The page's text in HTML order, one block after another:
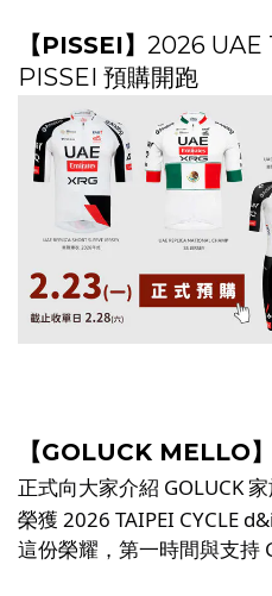
【PISSEI】 2026
PISSEI 預購開跑
【GOLUCK MELLO】
正式向大家介紹 GOLUCK
榮獲 2026 TAIPEI CYCLE
這份榮耀，第一時間與支持